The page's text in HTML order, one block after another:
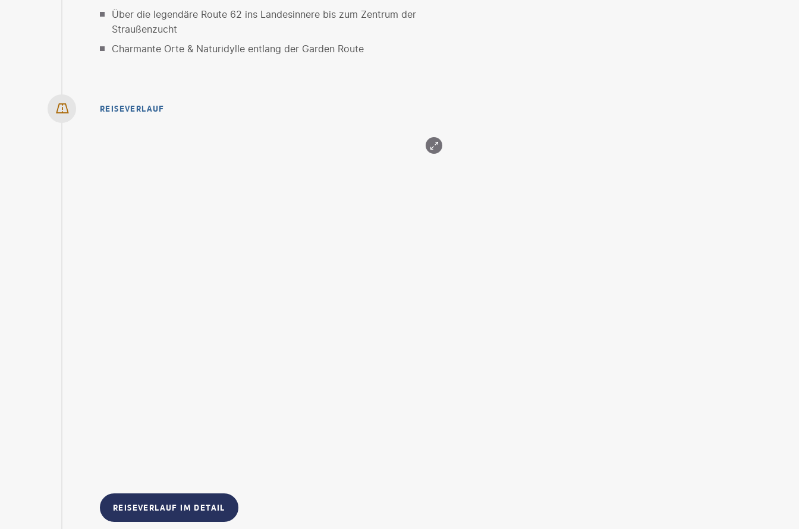
Über die legendäre Route 62 ins Landesinnere bis zum Zentrum der
Straußenzucht
Charmante Orte & Naturidylle entlang der Garden Route
REISEVERLAUF
REISEVERLAUF IM DETAIL